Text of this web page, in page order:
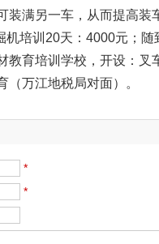
满另一车，从而提高装
培训20天：4000元；
育培训学校，开设：叉
万江地税局对面）。
*
*